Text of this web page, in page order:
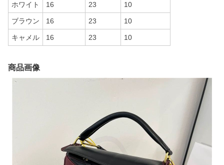
ホワイト 16 23 10
ブラウン 16 23 10
キャメル 16 23 10
商品画像